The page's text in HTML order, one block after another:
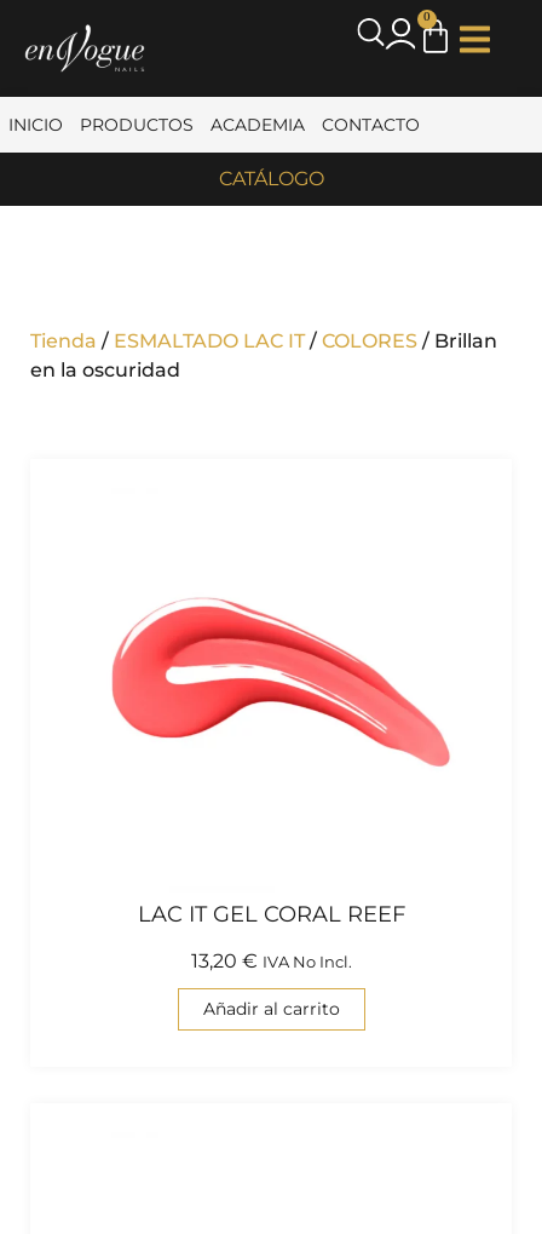
0
INICIO PRODUCTOS ACADEMIA CONTACTO
CATÁLOGO
Tienda / ESMALTADO LAC IT/ COLORES / Brillan
en la oscuridad
LAC IT GEL CORAL REEF
13,20 € IVA No Incl.
Añadir al carrito